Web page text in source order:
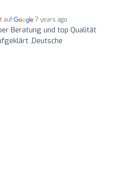
auf 7 years ago
Beratung und top Qualität
,Deutsche